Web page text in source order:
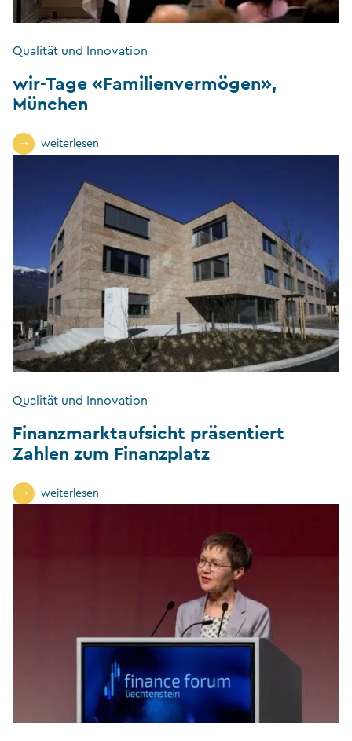
Qualität und Innovation
wir-Tage «Familienvermögen»,
München
weiterlesen
Qualität und Innovation
Finanzmarktaufsicht präsentiert
Zahlen zum Finanzplatz
weiterlesen